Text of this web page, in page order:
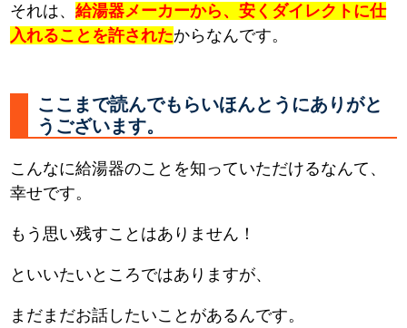
それは、給湯器メーカーから、安くダイレクトに仕
入れることを許されたからなんです。
ここまで読んでもらいほんとうにありがと
うございます。
こんなに給湯器のことを知っていただけるなんて、
幸せです。
もう思い残すことはありません！
といいたいところではありますが、
まだまだお話したいことがあるんです。